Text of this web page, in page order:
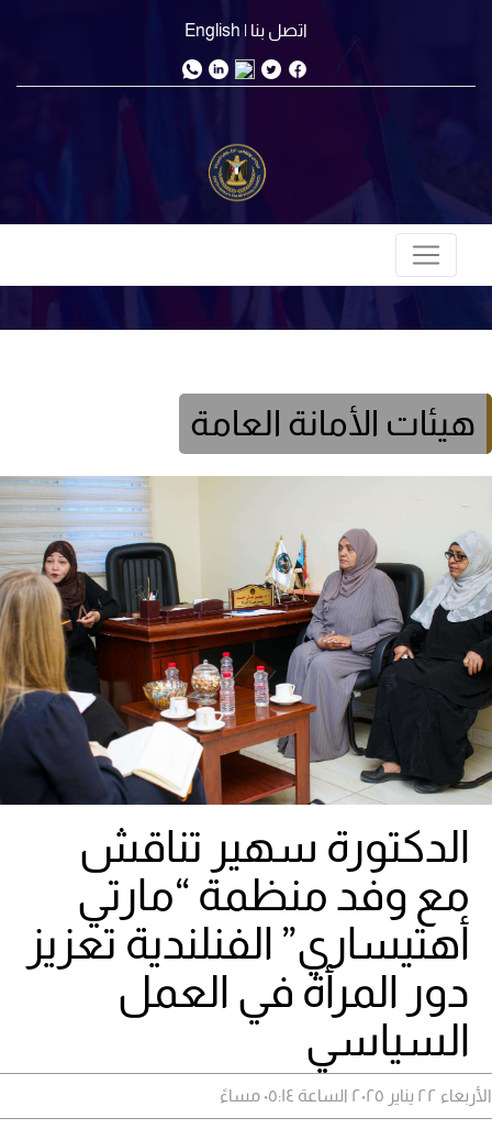
اتصل بنا | English
هيئات الأمانة العامة
الدكتورة سهير تناقش
مع وفد منظمة “مارتي
أهتيساري” الفنلندية تعزيز
دور المرأة في العمل
السياسي
الأربعاء ٢٢ يناير ٢٠٢٥ الساعة ٠٥:١٤ مساءً